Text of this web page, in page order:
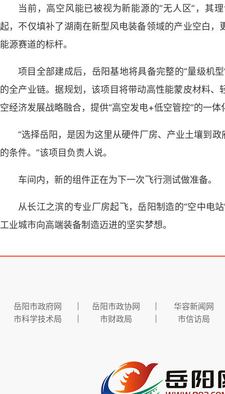
当前，高空风能已被视为新能源的“无人区”，其
起，不仅填补了湖南在新型风电装备领域的产业空白
能源赛道的标杆。
项目全部建成后，岳阳基地将具备完整的“量级机
的全产业链。据规划，该项目将带动高性能蒙皮材料
空经济发展战略融合，提供“高空发电+低空管控”的一体
“选择岳阳，是因为这里从硬件厂房、产业土壤到
的条件。”该项目负责人说。
车间内，新的组件正在为下一次飞行测试做准备。
从长江之滨的专业厂房起飞，岳阳制造的“空中电
工业城市向高端装备制造迈进的坚实梦想。
岳阳市政府网 岳阳市政协网
华容新闻网
市科学技术局
市财政局 市信访局